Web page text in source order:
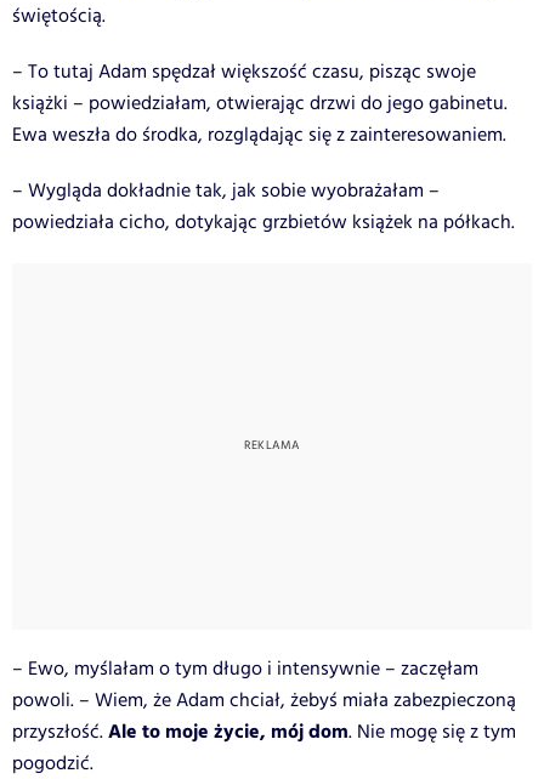
świętością.
– To tutaj Adam spędzał większość czasu, pisząc swoje
książki – powiedziałam, otwierając drzwi do jego gabinetu.
Ewa weszła do środka, rozglądając się z zainteresowaniem.
– Wygląda dokładnie tak, jak sobie wyobrażałam –
powiedziała cicho, dotykając grzbietów książek na półkach.
– Ewo, myślałam o tym długo i intensywnie – zaczęłam
powoli. – Wiem, że Adam chciał, żebyś miała zabezpieczoną
przyszłość.Ale to moje życie, mój dom. Nie mogę się z tym
pogodzić.